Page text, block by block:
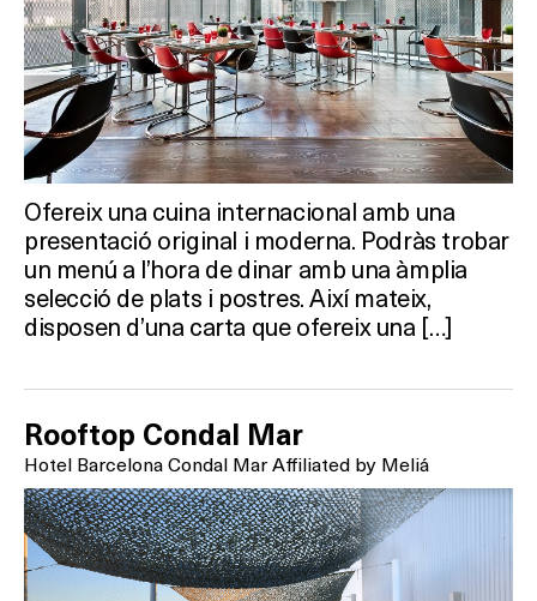
Ofereix una cuina internacional amb una
presentació original i moderna. Podràs trobar
un menú a l’hora de dinar amb una àmplia
selecció de plats i postres. Així mateix,
disposen d’una carta que ofereix una […]
Rooftop Condal Mar
Hotel Barcelona Condal Mar Affiliated by Meliá